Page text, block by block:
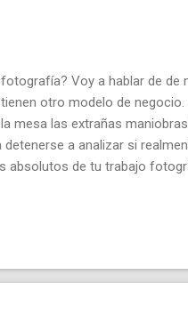
Voy a hablar de
otro modelo de
mesa las extrañas
a analizar si
absolutos de tu trabajo
ellas solas. Esas son
las modas